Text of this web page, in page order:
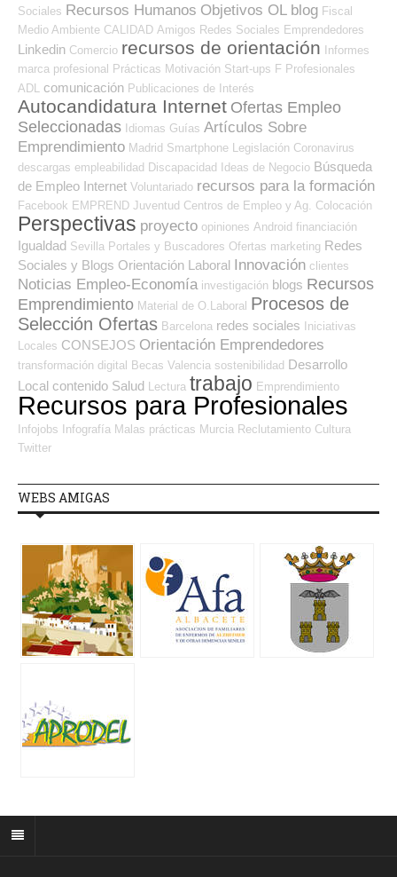
Sociales Recursos Humanos Objetivos OL blog Fiscal
Medio Ambiente CALIDAD Amigos Redes Sociales Emprendedores
Linkedin Comercio recursos de orientación
Informes
marca profesional
Prácticas Motivación Start-ups F Profesionales
ADL
comunicación Publicaciones de Interés
Autocandidatura Internet Ofertas Empleo
Seleccionadas Idiomas Guías Artículos Sobre
Emprendimiento Madrid Smartphone Legislación Coronavirus
descargas empleabilidad Discapacidad Ideas de Negocio Búsqueda
de Empleo Internet Voluntariado recursos para la formación
Facebook EMPREND Juventud Centros de Empleo y Ag. Colocación
Perspectivas proyecto opiniones Android financiación
Igualdad Sevilla Portales y Buscadores Ofertas marketing Redes
Sociales y Blogs Orientación Laboral Innovación clientes
Noticias Empleo-Economía investigación blogs Recursos
Emprendimiento Material de O.Laboral Procesos de
Selección Ofertas Barcelona redes sociales
Iniciativas
Locales CONSEJOS Orientación Emprendedores
transformación digital Becas Valencia sostenibilidad Desarrollo
Local contenido Salud Lectura trabajo Emprendimiento
Recursos para Profesionales
Infojobs Infografía Malas prácticas Murcia Reclutamiento Cultura
Twitter
WEBS AMIGAS